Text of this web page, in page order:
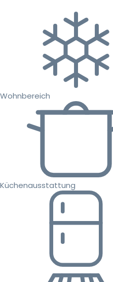
Wohnbereich
Küchenausstattung